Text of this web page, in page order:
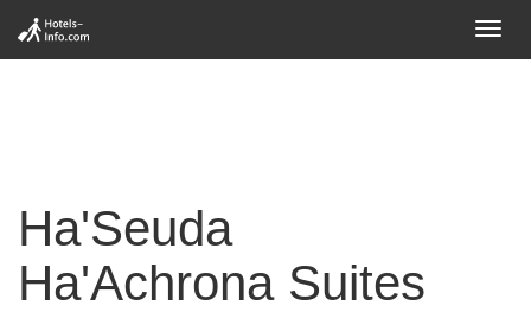
Ha'Seuda
Ha'Achrona Suites